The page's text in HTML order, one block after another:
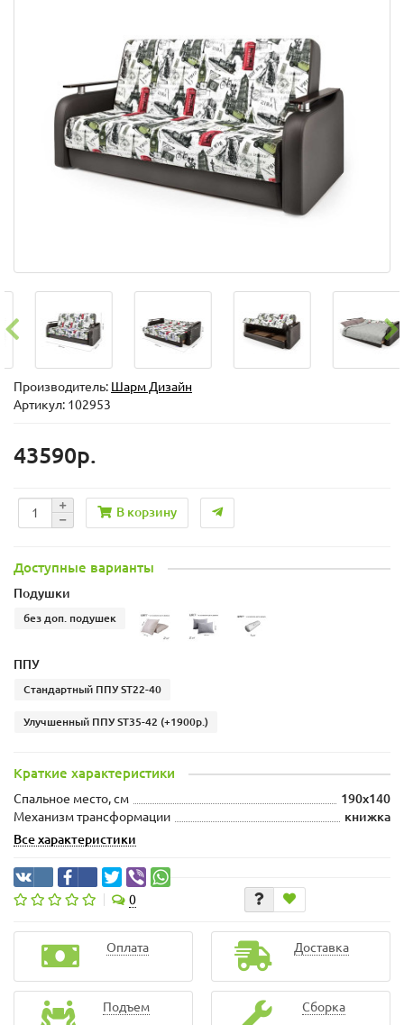
Производитель: Шарм Дизайн
Артикул: 102953
43590р.
В корзину
Доступные варианты
Подушки
без доп. подушек
ППУ
Стандартный ППУ ST22-40
Улучшенный ППУ ST35-42 (+1900р.)
Краткие характеристики
Спальное место, см
190x140
Механизм трансформации
книжка
Все характеристики
0
Оплата Доставка
Подъем Сборка